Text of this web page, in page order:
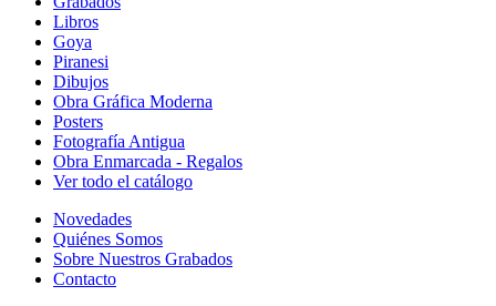
Libros
Goya
Piranesi
Dibujos
Obra Gráfica Moderna
Posters
Fotografía Antigua
Obra Enmarcada - Regalos
Ver todo el catálogo
Novedades
Quiénes Somos
Sobre Nuestros Grabados
Contacto